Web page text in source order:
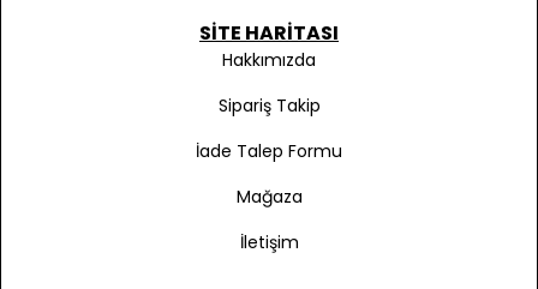
SITE HARITASI
Hakkımızda
Sipariş Takip
İade Talep Formu
Mağaza
İletişim